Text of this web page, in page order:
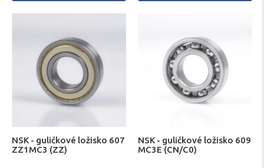
NSK - guličkové ložisko 607
ZZ1MC3 (ZZ)
NSK - guličkové ložisko 609
MC3E (CN/C0)